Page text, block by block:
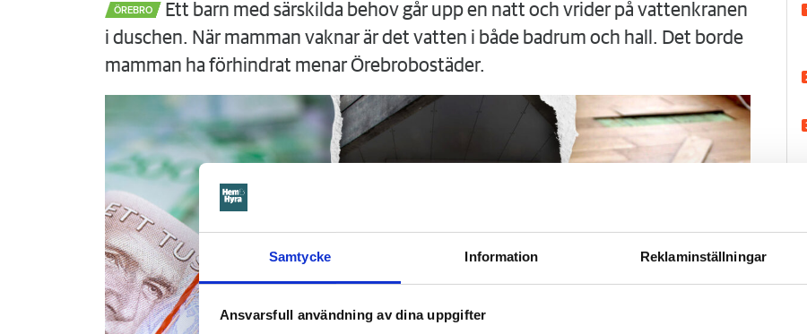
Samtycke Information Reklaminställningar
Ansvarsfull användning av dina uppgifter
ÖREBRO
Ett barn med särskilda behov går upp en natt och vrider på vattenkranen
i duschen. När mamman vaknar är det vatten i både badrum och hall. Det borde
mamman ha förhindrat menar Örebrobostäder.